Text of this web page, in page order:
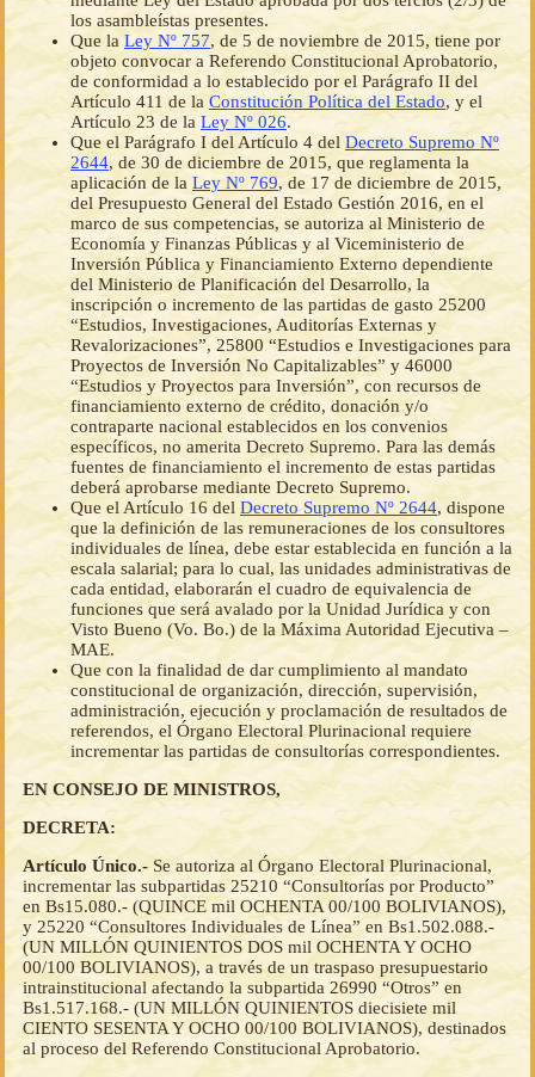
los asambleístas presentes.
Que la Ley Nº 757, de 5 de noviembre de 2015, tiene por
objeto convocar a Referendo Constitucional Aprobatorio,
de conformidad a lo establecido por el Parágrafo II del
Artículo 411 de la Constitución Política del Estado, y el
Artículo 23 de la Ley Nº 026.
Que el Parágrafo I del Artículo 4 del Decreto Supremo Nº
2644, de 30 de diciembre de 2015, que reglamenta la
aplicación de la Ley Nº 769, de 17 de diciembre de 2015,
del Presupuesto General del Estado Gestión 2016, en el
marco de sus competencias, se autoriza al Ministerio de
Economía y Finanzas Públicas y al Viceministerio de
Inversión Pública y Financiamiento Externo dependiente
del Ministerio de Planificación del Desarrollo, la
inscripción o incremento de las partidas de gasto 25200
“Estudios, Investigaciones, Auditorías Externas y
Revalorizaciones”, 25800 “Estudios e Investigaciones para
Proyectos de Inversión No Capitalizables” y 46000
“Estudios y Proyectos para Inversión”, con recursos de
financiamiento externo de crédito, donación y/o
contraparte nacional establecidos en los convenios
específicos, no amerita Decreto Supremo. Para las demás
fuentes de financiamiento el incremento de estas partidas
deberá aprobarse mediante Decreto Supremo.
Que el Artículo 16 del Decreto Supremo Nº 2644, dispone
que la definición de las remuneraciones de los consultores
individuales de línea, debe estar establecida en función a la
escala salarial; para lo cual, las unidades administrativas de
cada entidad, elaborarán el cuadro de equivalencia de
funciones que será avalado por la Unidad Jurídica y con
Visto Bueno (Vo. Bo.) de la Máxima Autoridad Ejecutiva –
MAE.
Que con la finalidad de dar cumplimiento al mandato
constitucional de organización, dirección, supervisión,
administración, ejecución y proclamación de resultados de
referendos, el Órgano Electoral Plurinacional requiere
incrementar las partidas de consultorías correspondientes.
EN CONSEJO DE MINISTROS,
DECRETA:
Artículo Único.- Se autoriza al Órgano Electoral Plurinacional,
incrementar las subpartidas 25210 “Consultorías por Producto”
en Bs15.080.- (QUINCE mil OCHENTA 00/100 BOLIVIANOS),
y 25220 “Consultores Individuales de Línea” en Bs1.502.088.-
(UN MILLÓN QUINIENTOS DOS mil OCHENTA Y OCHO
00/100 BOLIVIANOS), a través de un traspaso presupuestario
intrainstitucional afectando la subpartida 26990 “Otros” en
Bs1.517.168.- (UN MILLÓN QUINIENTOS diecisiete mil
CIENTO SESENTA Y OCHO 00/100 BOLIVIANOS), destinados
al proceso del Referendo Constitucional Aprobatorio.